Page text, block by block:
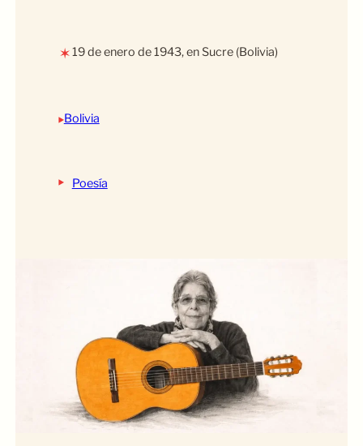
✶19 de enero de 1943, en Sucre (Bolivia)
‣Bolivia
‣ Poesía